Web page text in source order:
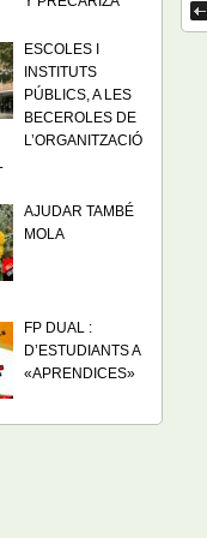
ESCOLES I
INSTITUTS
PÚBLICS, A LES
BECEROLES DE
L’ORGANITZACIÓ
AJUDAR TAMBÉ
MOLA
FP DUAL :
D’ESTUDIANTS A
«APRENDICES»